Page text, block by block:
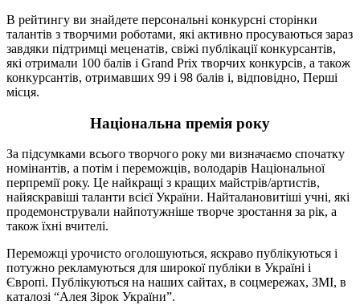
В рейтингу ви знайдете персональні конкурсні сторінки
талантів з творчими роботами, які активно просуваються зараз
завдяки підтримці меценатів, свіжі публікації конкурсантів,
які отримали 100 балів і Grand Prix творчих конкурсів, а також
конкурсантів, отримавших 99 і 98 балів і, відповідно, Перші
місця.
Національна премія року
За підсумками всього творчого року ми визначаємо спочатку
номінантів, а потім і переможців, володарів Національної
перпремії року. Це найкращі з кращих майстрів/артистів,
найяскравіші таланти всієї України. Найталановитіші учні, які
продемонстрували найпотужніше творче зростання за рік, а
також їхні вчителі.
Переможці урочисто оголошуються, яскраво публікуються і
потужно рекламуються для широкої публіки в Україні і
Європі. Публікуються на наших сайтах, в соцмережах, ЗМІ, в
каталозі “Алея Зірок України”.